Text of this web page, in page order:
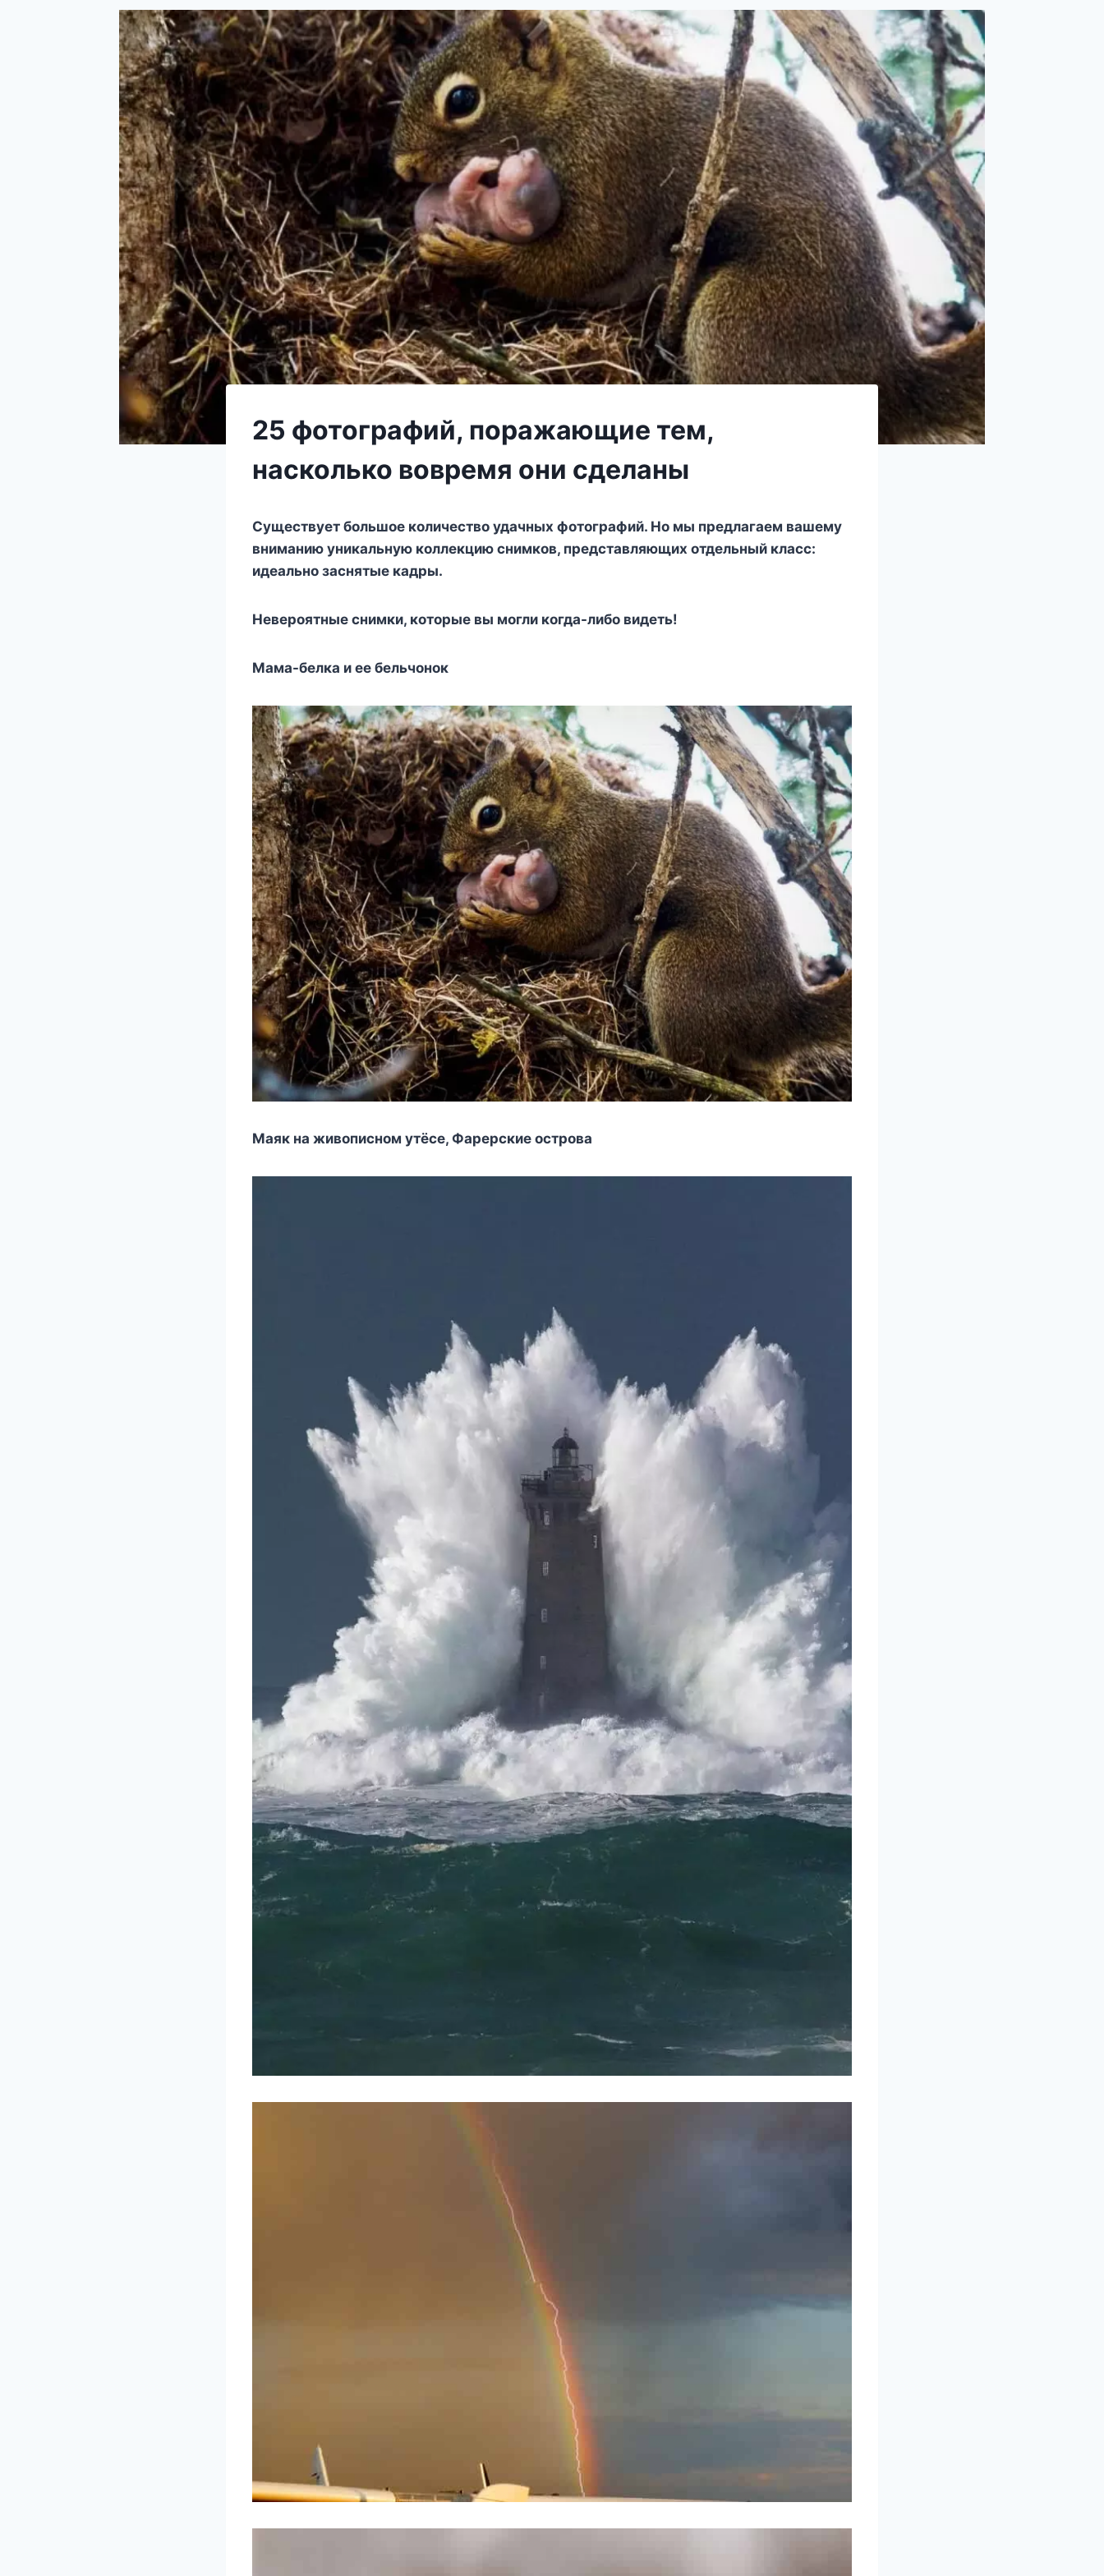
25 фотографий, поражающие тем,
насколько вовремя они сделаны
Существует большое количество удачных фотографий. Но мы предлагаем вашему
вниманию уникальную коллекцию снимков, представляющих отдельный класс:
идеально заснятые кадры.
Невероятные снимки, которые вы могли когда-либо видеть!
Мама-белка и ее бельчонок
Маяк на живописном утёсе, Фарерские острова